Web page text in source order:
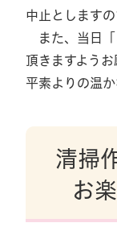
中止としますの
また、当日「
頂きますようお
平素よりの温
清掃
お楽